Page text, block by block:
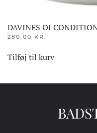
DAVINES OI
280,00 KR.
Tilføj til kurv